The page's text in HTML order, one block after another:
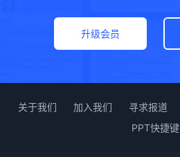
升级会员
关于我们 加入我们 寻求报道
PPT快捷键